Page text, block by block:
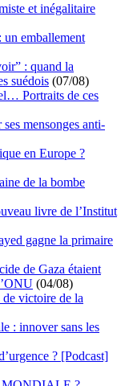
et inégalitaire
emballement
: quand la
suédois (07/08)
Portraits de ces
mensonges anti-
en Europe ?
de la bombe
livre de l’Institut
gagne la primaire
de Gaza étaient
(04/08)
victoire de la
: innover sans les
? [Podcast]